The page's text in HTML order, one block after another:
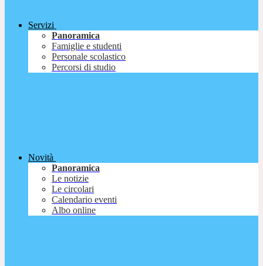
Servizi
Panoramica
Famiglie e studenti
Personale scolastico
Percorsi di studio
Novità
Panoramica
Le notizie
Le circolari
Calendario eventi
Albo online